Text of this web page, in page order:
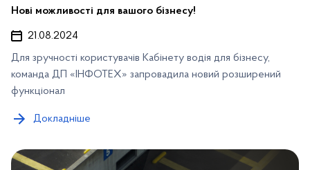
Нові можливості для вашого бізнесу!
21.08.2024
Для зручності користувачів Кабінету водія для бізнесу,
команда ДП «ІНФОТЕХ» запровадила новий розширений
функціонал
Докладніше